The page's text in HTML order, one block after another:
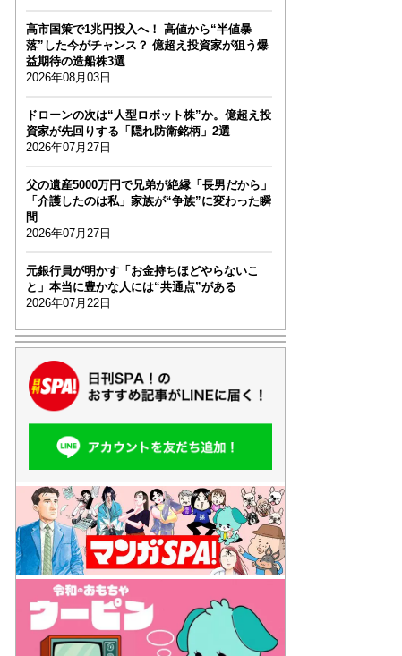
高市国策で1兆円投入へ！ 高値から“半値暴
落”した今がチャンス？ 億超え投資家が狙う爆
益期待の造船株3選
2026年08月03日
ドローンの次は“人型ロボット株”か。億超え投
資家が先回りする「隠れ防衛銘柄」2選
2026年07月27日
父の遺産5000万円で兄弟が絶縁「長男だから」
「介護したのは私」家族が“争族”に変わった瞬
間
2026年07月27日
元銀行員が明かす「お金持ちほどやらないこ
と」本当に豊かな人には“共通点”がある
2026年07月22日